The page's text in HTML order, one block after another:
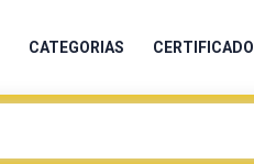
CATEGORIAS CERTIFICADO